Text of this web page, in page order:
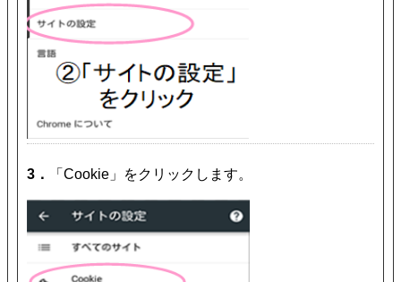
3． 「Cookie」をクリックします。